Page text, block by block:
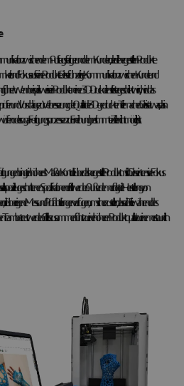
zwischen dem Auftragsfertiger und dem Kunden, der die hergestellten Produkte
und Fokus auf seine Produkte. Diese frühzeitige Kommunikation zwischen Kunde und
Wenn beispielsweise ein Produkt an einen 3D-Druckdienstleister geschickt wird, wird das
und Vorschläge zur Verbesserung der Qualität der 3D-gedruckten Teile machen. Dies ist etwas, das in
oder sogar Fertigungsprozessen zur Erreichung bestimmter Ziele nicht möglich ist.
bringt ein höheres Maß an Kontrolle über das hergestellte Produkt mit sich. Dieser intensive Fokus
speziell zugeschnittenen Spezifikationen erfüllt werden. Außerdem erfolgt die Herstellung von
die über eigene Mess- und Prüfabteilungen verfügen, um sicherzustellen, dass die Teile während des
betreut werden. All dies zusammen führt zu einer höheren Produktqualität zu einem erstaunlich